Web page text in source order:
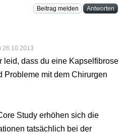
Beitrag melden Antworten
26.10.2013
leid, dass du eine Kapselfibrose
Probleme mit dem Chirurgen
Study erhöhen sich die
tatsächlich bei der